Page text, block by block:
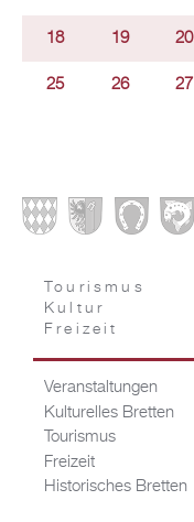
18 19 20
25 26 27
Tourismus
Kultur
Freizeit
Veranstaltungen
Kulturelles Bretten
Tourismus
Freizeit
Historisches Bretten